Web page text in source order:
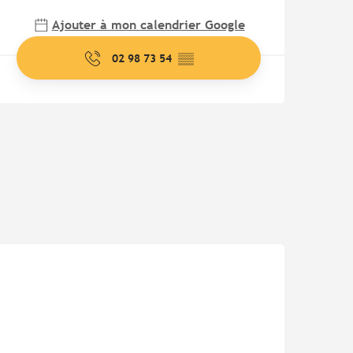
Ajouter à mon calendrier Google
02 98 73 54 ▒▒